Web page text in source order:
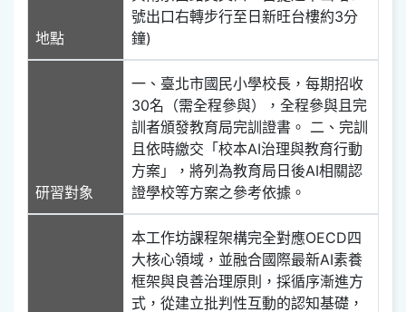
地點
號出口右轉步行至日新旺台樓約3分
鐘)
研習對象
一、臺北市國民小學校長，每期招收
30名（需全程參與），全程參與且完
訓者頒發教育局完訓證書。 二、完訓
且依時繳交「校本AI治理與教育行動
方案」，將列為教育局日後AI相關認
證學校等方案之參考依據。
本工作坊課程架構完全對應OECD四
大核心領域，並融合國際最新AI素養
框架與良善治理原則，採循序漸進方
式，從建立批判性互動的認知基礎，